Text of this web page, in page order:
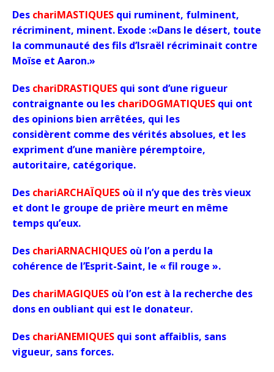
Des chariMASTIQUES qui ruminent, fulminent,
récriminent, minent. Exode :«Dans le désert, toute
la communauté des fils d’Israël récriminait contre
Moïse et Aaron.»
Des chariDRASTIQUES qui sont d’une rigueur
contraignante ou les chariDOGMATIQUES qui ont
des opinions bien arrêtées, qui les
considèrent comme des vérités absolues, et les
expriment d’une manière péremptoire,
autoritaire, catégorique.
Des chariARCHAÏQUES où il n’y que des très vieux
et dont le groupe de prière meurt en même
temps qu’eux.
Des chariARNACHIQUES où l’on a perdu la
cohérence de l’Esprit-Saint, le « fil rouge ».
Des chariMAGIQUES où l’on est à la recherche des
dons en oubliant qui est le donateur.
Des chariANEMIQUES qui sont affaiblis, sans
vigueur, sans forces.